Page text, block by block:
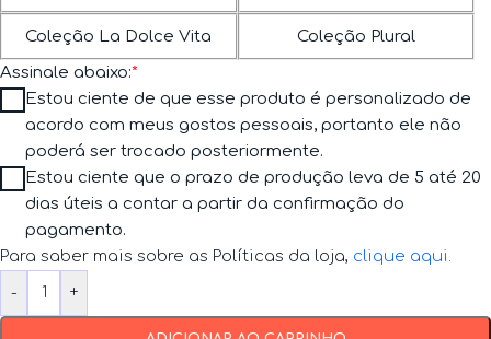
Coleção La Dolce Vita
Coleção Plural
*
Assinale abaixo:
Para saber mais sobre as Políticas da loja, clique aqui.
Estou ciente de que esse produto é personalizado de
acordo com meus gostos pessoais, portanto ele não
poderá ser trocado posteriormente.
Estou ciente que o prazo de produção leva de 5 até 20
dias úteis a contar a partir da confirmação do
pagamento.
- +